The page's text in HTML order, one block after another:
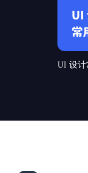
UI 设计